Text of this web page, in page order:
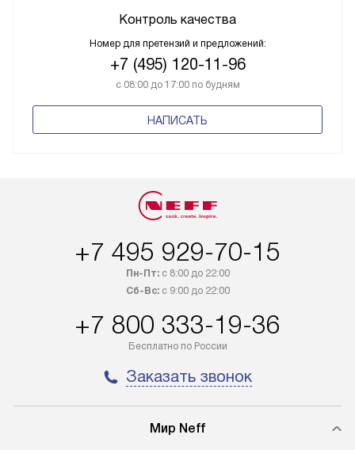
Контроль качества
Номер для претензий и предложений:
+7 (495) 120-11-96
с 08:00 до 17:00 по будням
НАПИСАТЬ
+7 495 929-70-15
Пн-Пт:с 8:00 до 22:00
Сб-Вс:с 9:00 до 22:00
+7 800 333-19-36
Бесплатно по России
Заказать звонок
Мир Neff